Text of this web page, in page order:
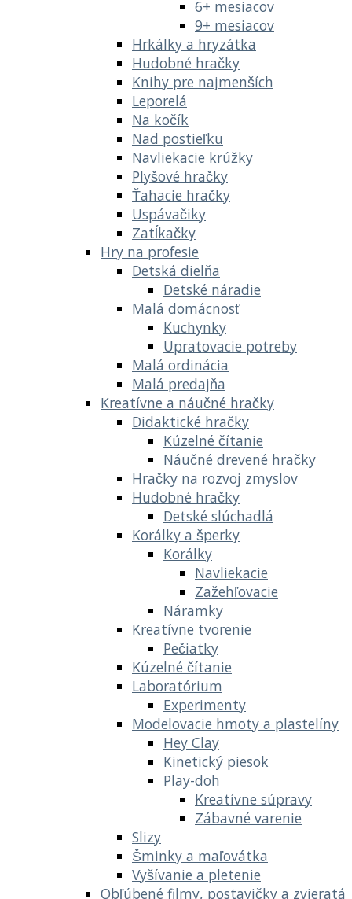
6+ mesiacov
9+ mesiacov
Hrkálky a hryzátka
Hudobné hračky
Knihy pre najmenších
Leporelá
Na kočík
Nad postieľku
Navliekacie krúžky
Plyšové hračky
Ťahacie hračky
Uspávačiky
Zatĺkačky
Hry na profesie
Detská dielňa
Detské náradie
Malá domácnosť
Kuchynky
Upratovacie potreby
Malá ordinácia
Malá predajňa
Kreatívne a náučné hračky
Didaktické hračky
Kúzelné čítanie
Náučné drevené hračky
Hračky na rozvoj zmyslov
Hudobné hračky
Detské slúchadlá
Korálky a šperky
Korálky
Navliekacie
Zažehľovacie
Náramky
Kreatívne tvorenie
Pečiatky
Kúzelné čítanie
Laboratórium
Experimenty
Modelovacie hmoty a plastelíny
Hey Clay
Kinetický piesok
Play-doh
Kreatívne súpravy
Zábavné varenie
Slizy
Šminky a maľovátka
Vyšívanie a pletenie
Obľúbené filmy, postavičky a zvieratá